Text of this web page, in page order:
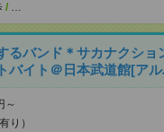
/ …
るバンド＊サカナクショ
バイト＠日本武道館[ア
～
り）